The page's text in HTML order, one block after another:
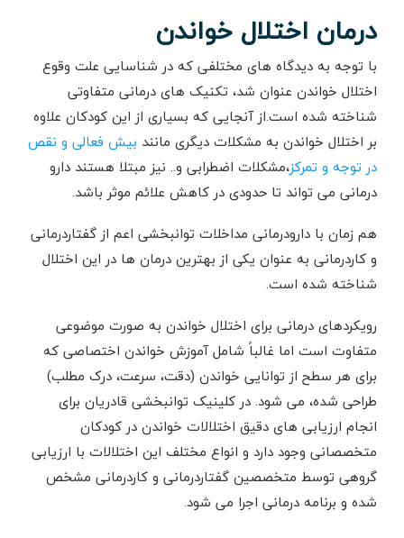
درمان اختلال خواندن
با توجه به دیدگاه های مختلفی که در شناسایی علت وقوع
اختلال خواندن عنوان شد، تکنیک های درمانی متفاوتی
شناخته شده است.از آنجایی که بسیاری از این کودکان علاوه
بر اختلال خواندن به مشکلات دیگری مانند بیش فعالی و نقص
در توجه و تمرکز،مشکلات اضطرابی و.. نیز مبتلا هستند دارو
درمانی می تواند تا حدودی در کاهش علائم موثر باشد.
هم زمان با دارودرمانی مداخلات توانبخشی اعم از گفتاردرمانی
و کاردرمانی به عنوان یکی از بهترین درمان ها در این اختلال
شناخته شده است.
رویکردهای درمانی برای اختلال خواندن به صورت موضوعی
متفاوت است اما غالباً شامل آموزش خواندن اختصاصی که
برای هر سطح از توانایی خواندن (دقت، سرعت، درک مطلب)
طراحی شده، می شود. در کلینیک توانبخشی قادریان برای
انجام ارزیابی های دقیق اختلالات خواندن در کودکان
متخصصانی وجود دارد و انواع مختلف این اختلالات با ارزیابی
گروهی توسط متخصصین گفتاردرمانی و کاردرمانی مشخص
شده و برنامه درمانی اجرا می شود.